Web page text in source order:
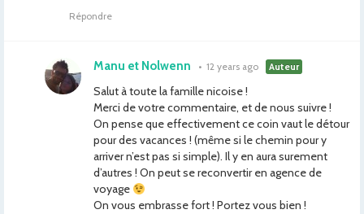
Répondre
Manu et Nolwenn • 12 years ago Auteur
Salut à toute la famille nicoise !
Merci de votre commentaire, et de nous suivre !
On pense que effectivement ce coin vaut le détour
pour des vacances ! (même si le chemin pour y
arriver n’est pas si simple). Il y en aura surement
d’autres ! On peut se reconvertir en agence de
voyage
On vous embrasse fort ! Portez vous bien !